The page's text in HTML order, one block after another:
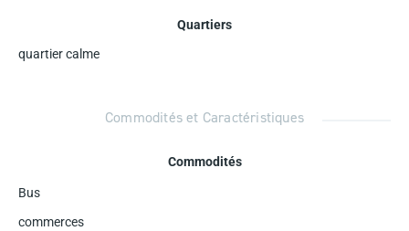
Quartiers
quartier calme
Commodités et Caractéristiques
Commodités
Bus
commerces